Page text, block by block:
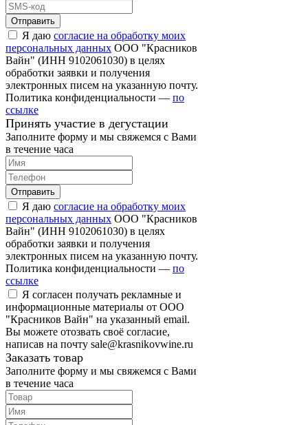
Отправить
Я даю согласие на обработку моих
персональных данных ООО "Красников
Вайн" (ИНН 9102061030) в целях
обработки заявки и получения
электронных писем на указанную почту.
Политика конфиденциальности — по
ссылке
Принять участие в дегустации
Заполните форму и мы свяжемся с Вами
в течение часа
Отправить
Я даю согласие на обработку моих
персональных данных ООО "Красников
Вайн" (ИНН 9102061030) в целях
обработки заявки и получения
электронных писем на указанную почту.
Политика конфиденциальности — по
ссылке
Я согласен получать рекламные и
информационные материалы от ООО
"Красников Вайн" на указанный email.
Вы можете отозвать своё согласие,
написав на почту sale@krasnikovwine.ru
Заказать товар
Заполните форму и мы свяжемся с Вами
в течение часа